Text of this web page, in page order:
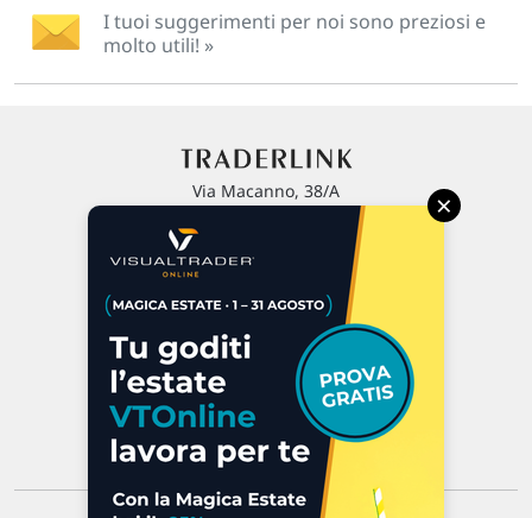
I tuoi suggerimenti per noi sono preziosi e
molto utili! »
Via Macanno, 38/A
P.IVA 02 452 460 401
Chi siamo
Commenti e segnalazioni
Contattaci
×